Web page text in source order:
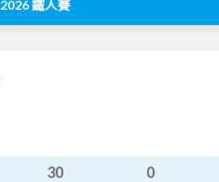
2026 鐵人賽
30 0